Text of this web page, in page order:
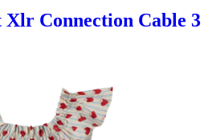
Connection Cable 3